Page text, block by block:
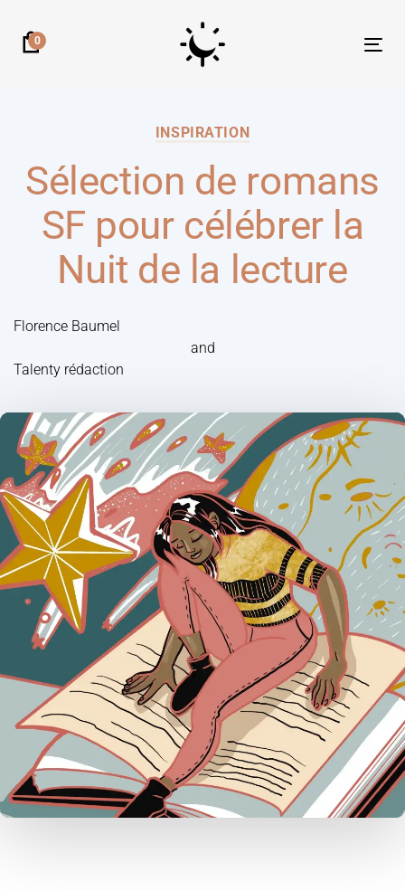
0
INSPIRATION
Sélection de romans
SF pour célébrer la
Nuit de la lecture
Florence Baumel
and
Talenty rédaction